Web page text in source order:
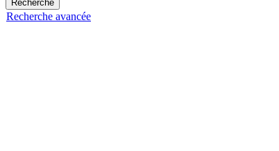
Recherche avancée